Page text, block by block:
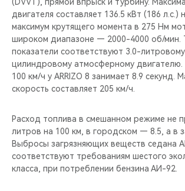
двигателя составляет 136.5 кВт (186 л.с.)
максимум крутящего момента в 275 Нм
широком диапазоне — 2000-4000 об/мин.
показатели соответствуют 3.0-
цилиндровому атмосферному двигателю.
100 км/ч у ARRIZO 8 занимает 8.9 секунд.
скорость составляет 205 км/ч.
Расход топлива в смешанном режиме не
литров на 100 км, в городском — 8.5, а в
Выбросы загрязняющих веществ седана
соответствуют требованиям шестого
класса, при потреблении бензина АИ-92.